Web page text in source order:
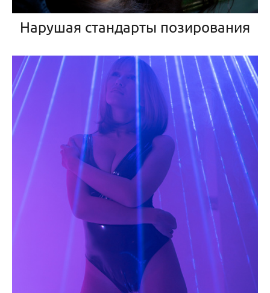
Нарушая стандарты позирования